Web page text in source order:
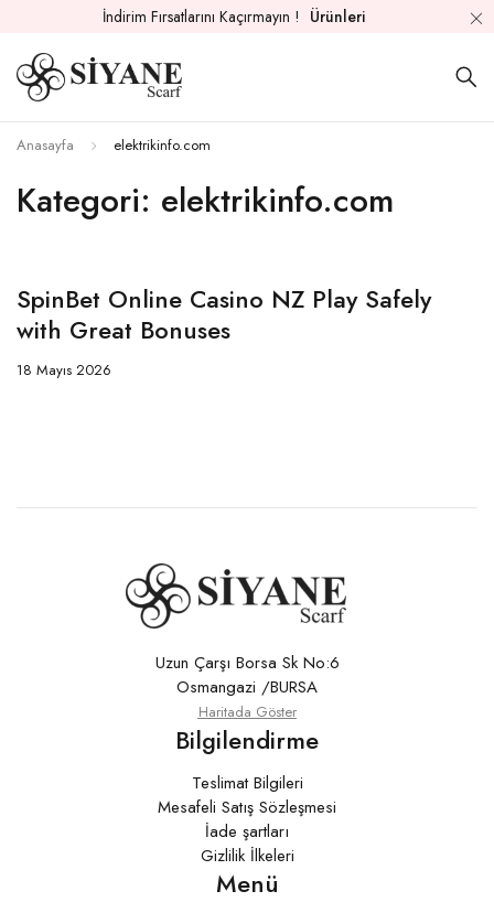
İndirim Fırsatlarını Kaçırmayın ! Ürünleri
Kategori: elektrikinfo.com
Anasayfa elektrikinfo.com
SpinBet Online Casino NZ Play Safely
with Great Bonuses
18 Mayıs 2026
Uzun Çarşı Borsa Sk No:6
Osmangazi /BURSA
Haritada Göster
Bilgilendirme
Teslimat Bilgileri
Mesafeli Satış Sözleşmesi
İade şartları
Gizlilik İlkeleri
Menü